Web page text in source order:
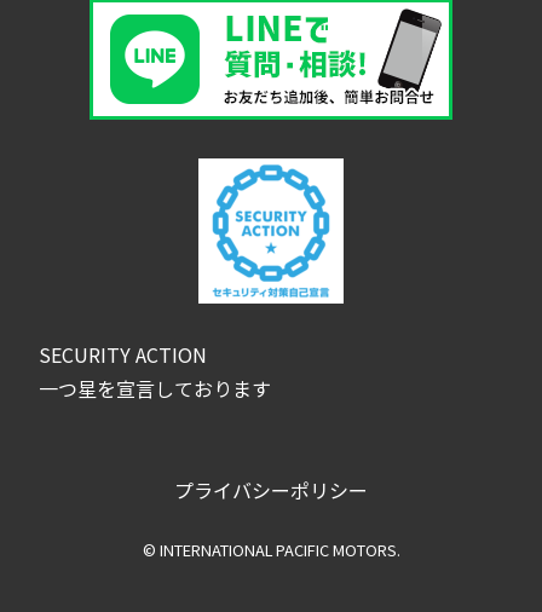
SECURITY ACTION
一つ星を宣言しております
プライバシーポリシー
© INTERNATIONAL PACIFIC MOTORS.